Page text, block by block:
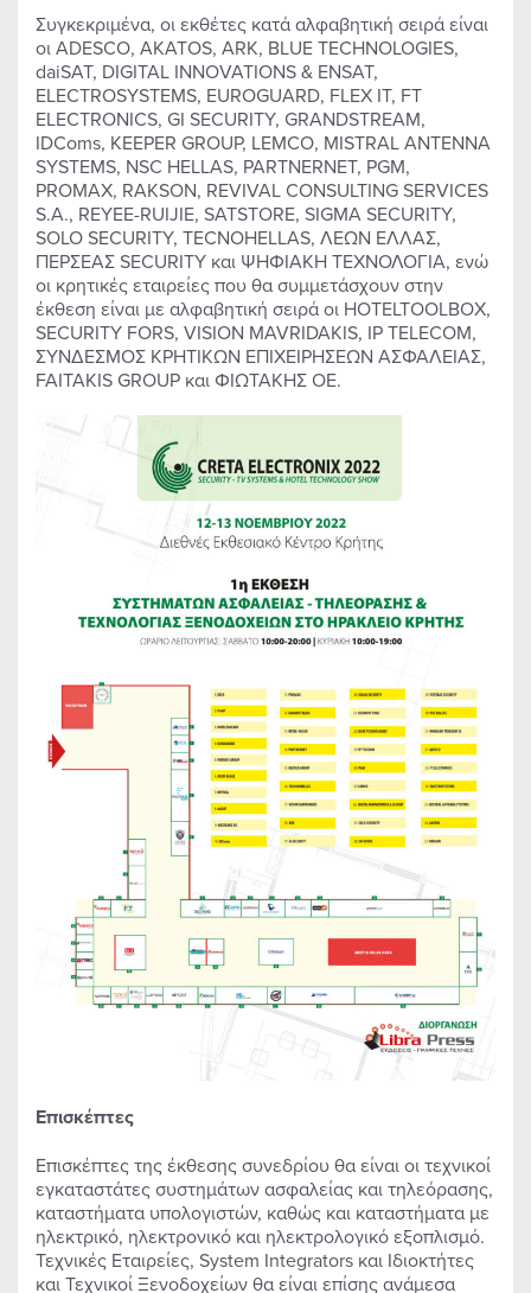
Συγκεκριμένα, οι εκθέτες κατά αλφαβητική σειρά είναι
οι ADESCO, AKATOS, ARK, BLUE TECHNOLOGIES,
daiSAT, DIGITAL INNOVATIONS & ENSAT,
ELECTROSYSTEMS, EUROGUARD, FLEX IT, FT
ELECTRONICS, GI SECURITY, GRANDSTREAM,
IDComs, KEEPER GROUP, LEMCO, MISTRAL ANTENNA
SYSTEMS, NSC HELLAS, PARTNERNET, PGM,
PROMAX, RAKSON, REVIVAL CONSULTING SERVICES
S.A., REYEE-RUIJIE, SATSTORE, SIGMA SECURITY,
SOLO SECURITY, TECNOHELLAS, ΛΕΩΝ ΕΛΛΑΣ,
ΠΕΡΣΕΑΣ SECURITY και ΨΗΦΙΑΚΗ ΤΕΧΝΟΛΟΓΙΑ, ενώ
οι κρητικές εταιρείες που θα συμμετάσχουν στην
έκθεση είναι με αλφαβητική σειρά οι HOTELTOOLBOX,
SECURITY FORS, VISION MAVRIDAKIS, IP TELECOM,
ΣΥΝΔΕΣΜΟΣ ΚΡΗΤΙΚΩΝ ΕΠΙΧΕΙΡΗΣΕΩΝ ΑΣΦΑΛΕΙΑΣ,
FAITAKIS GROUP και ΦΙΩΤΑΚΗΣ ΟΕ.
Επισκέπτες
Επισκέπτες της έκθεσης συνεδρίου θα είναι οι τεχνικοί
εγκαταστάτες συστημάτων ασφαλείας και τηλεόρασης,
καταστήματα υπολογιστών, καθώς και καταστήματα με
ηλεκτρικό, ηλεκτρονικό και ηλεκτρολογικό εξοπλισμό.
Τεχνικές Εταιρείες, System Integrators και Ιδιοκτήτες
και Τεχνικοί Ξενοδοχείων θα είναι επίσης ανάμεσα